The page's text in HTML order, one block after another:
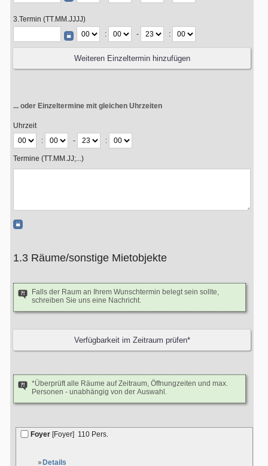
3.Termin (TT.MM.JJJJ)
:
- :
... oder Einzeltermine mit gleichen Uhrzeiten
Uhrzeit
:
- :
Termine (TT.MM.JJ;...)
1.3 Räume/sonstige Mietobjekte
Falls der Raum an Ihrem Wunschtermin belegt sein sollte,
schreiben Sie uns eine Nachricht.
*Überprüft alle Räume auf Zeitraum, Öffnungzeiten und max.
Personen - unabhängig von der Auswahl.
Foyer [Foyer] 110 Pers.
Details